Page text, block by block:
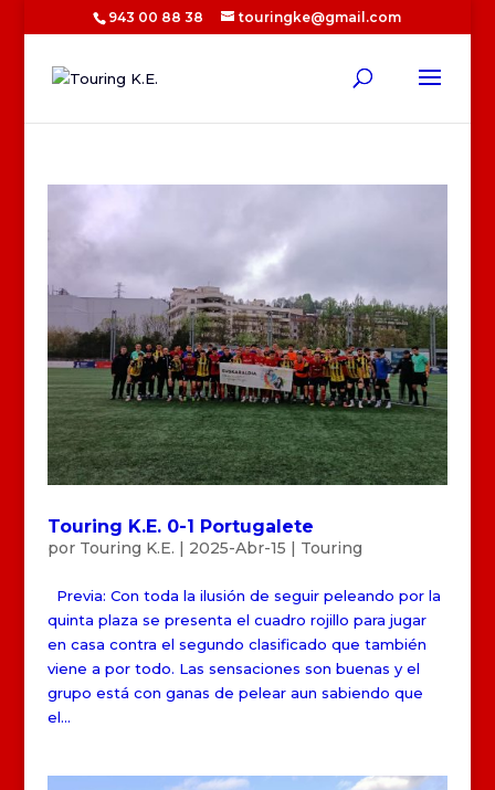
943 00 88 38 touringke@gmail.com
Touring K.E. 0-1 Portugalete
por Touring K.E. | 2025-Abr-15 | Touring
Previa: Con toda la ilusión de seguir peleando por la
quinta plaza se presenta el cuadro rojillo para jugar
en casa contra el segundo clasificado que también
viene a por todo. Las sensaciones son buenas y el
grupo está con ganas de pelear aun sabiendo que
el...